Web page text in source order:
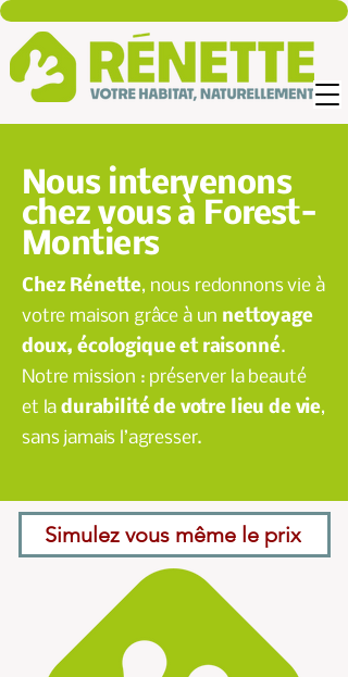
Nous intervenons
chez vous à Forest-
Montiers
Chez Rénette, nous redonnons vie à
votre maison grâce à un nettoyage
doux, écologique et raisonné.
Notre mission : préserver la beauté
et ladurabilité de votre lieu de vie,
sans jamais l’agresser.
Simulez vous même le prix